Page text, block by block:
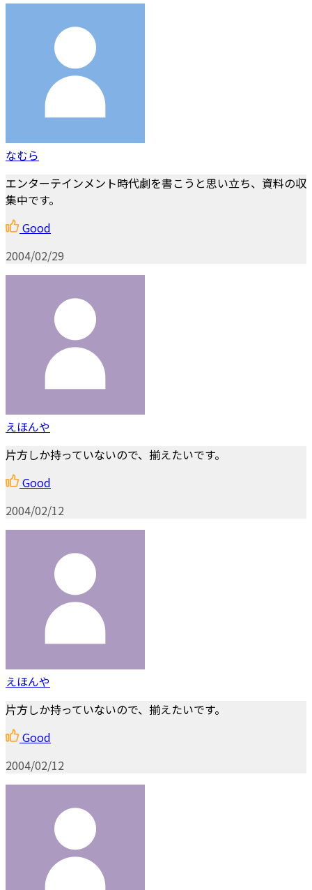
なむら
エンターテインメント時代劇を書こうと思い立ち、資料の収
集中です。
Good
2004/02/29
えほんや
片方しか持っていないので、揃えたいです。
Good
2004/02/12
えほんや
片方しか持っていないので、揃えたいです。
Good
2004/02/12